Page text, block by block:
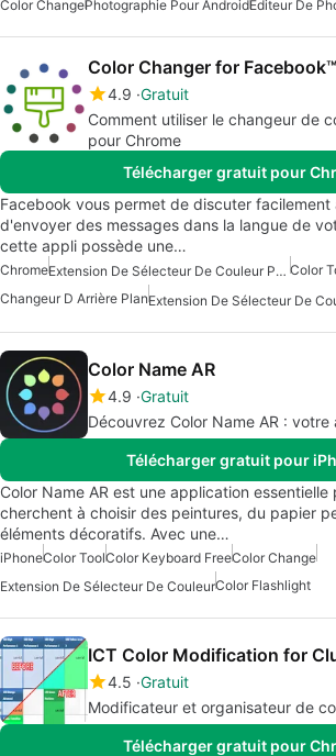
Color ChangePhotographie Pour AndroidÉditeur De
Color Changer for Facebook™
4.9 Gratuit
Comment utiliser le changeur de
pour Chrome
Télécharger gratuit pour
Facebook vous permet de discuter facilement
d'envoyer des messages dans la langue de
cette appli possède une…
Chrome Extension De Sélecteur De Couleur Pour Chrome Color
Changeur D Arrière PlanExtension De Sélecteur De
Color Name AR
4.9 Gratuit
Découvrez Color Name AR :
Télécharger gratuit pour
Color Name AR est une application
cherchent à choisir des peintures, du papier
éléments décoratifs. Avec une…
iPhoneColor ToolColor Keyboard FreeColor Change
Extension De Sélecteur De CouleurColor Flashlight
ICT Color Modification for
4.5 Gratuit
Modificateur et organisateur de
Télécharger gratuit pour